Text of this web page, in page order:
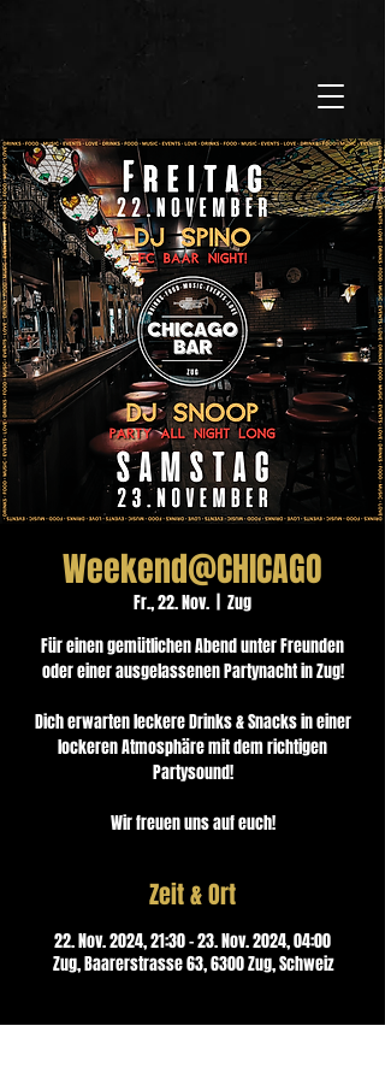
Weekend@CHICAGO
Fr., 22. Nov.
Zug
Für einen gemütlichen Abend unter Freunden
oder einer ausgelassenen Partynacht in Zug!
Dich erwarten leckere Drinks & Snacks in einer
lockeren Atmosphäre mit dem richtigen
Partysound!
Wir freuen uns auf euch!
Zeit & Ort
22. Nov. 2024, 21:30 – 23. Nov. 2024, 04:00
Zug, Baarerstrasse 63, 6300 Zug, Schweiz